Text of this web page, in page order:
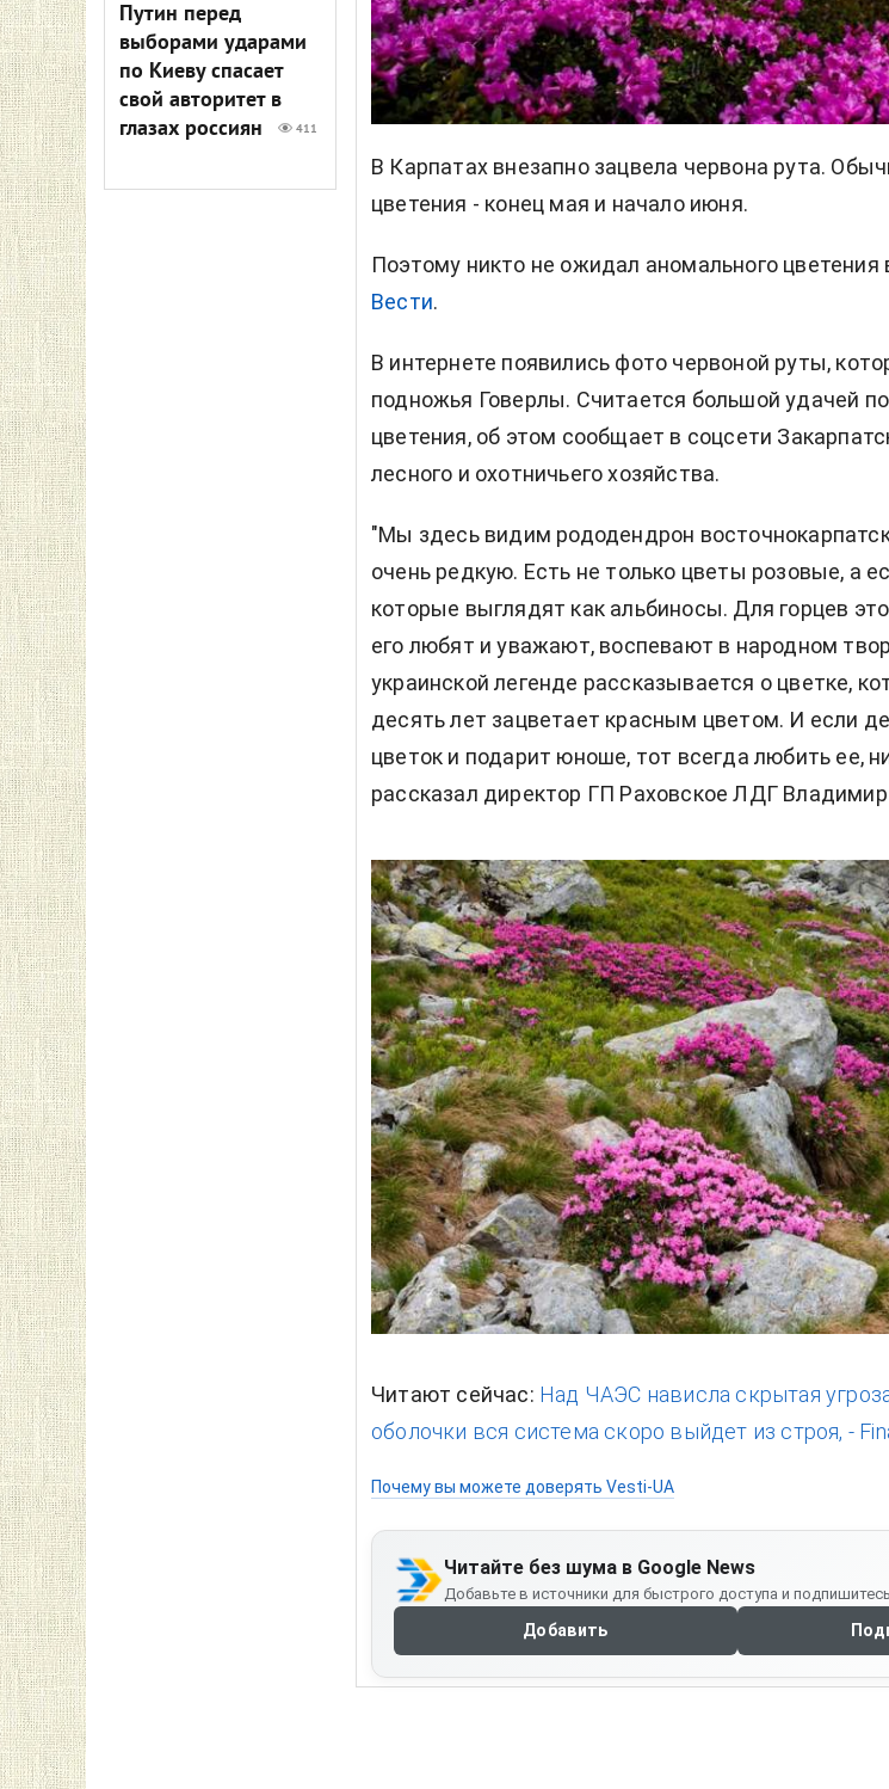
Путин перед
выборами ударами
по Киеву спасает
свой авторитет в
глазах россиян
411
В Карпатах внезапно зацвела червона рута.
цветения - конец мая и начало июня.
Поэтому никто не ожидал аномального цветения
Вести.
В интернете появились фото червоной руты,
подножья Говерлы. Считается большой удачей
цветения, об этом сообщает в соцсети
лесного и охотничьего хозяйства.
"Мы здесь видим рододендрон
очень редкую. Есть не только цветы розовые, а
которые выглядят как альбиносы. Для горцев
его любят и уважают, воспевают в народном
украинской легенде рассказывается о цветке,
десять лет зацветает красным цветом. И если
цветок и подарит юноше, тот всегда любить ее,
рассказал директор ГП Раховское ЛДГ
Читают сейчас: Над ЧАЭС нависла скрытая
оболочки вся система скоро выйдет из строя, -
Почему вы можете доверять Vesti-UA
Читайте без шума в Google News
Добавьте в источники для быстрого доступа и
Добавить